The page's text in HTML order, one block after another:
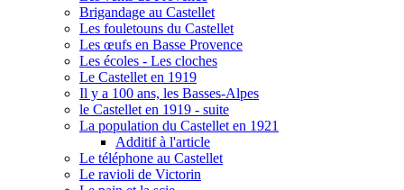
Brigandage au Castellet
Les fouletouns du Castellet
Les œufs en Basse Provence
Les écoles - Les cloches
Le Castellet en 1919
Il y a 100 ans, les Basses-Alpes
le Castellet en 1919 - suite
La population du Castellet en 1921
Additif à l'article
Le téléphone au Castellet
Le ravioli de Victorin